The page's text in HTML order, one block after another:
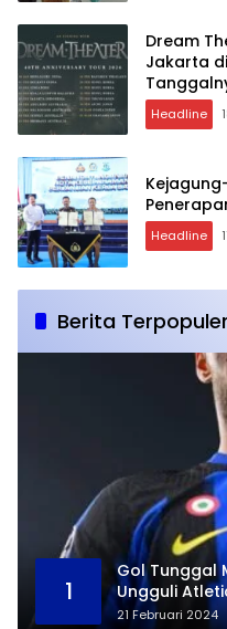
Dream
Jakarta
Headline
Headline
Berita Terpopuler
1
Gol Tunggal
Ungguli
21 Februari 2024